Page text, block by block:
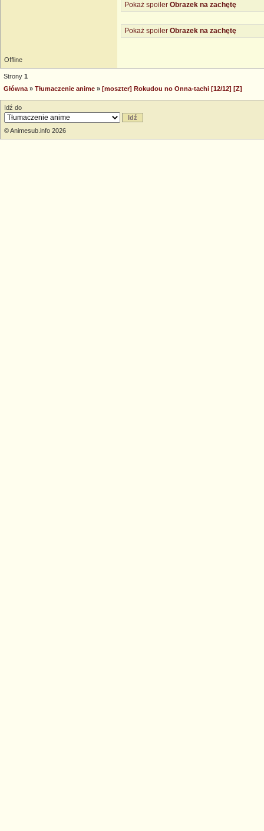
Pokaż spoiler Obrazek na zachętę
Pokaż spoiler Obrazek na zachętę
Offline
Strony 1
Główna » Tłumaczenie anime » [moszter] Rokudou no Onna-tachi [12/12] [Z]
Idź do
© Animesub.info 2026